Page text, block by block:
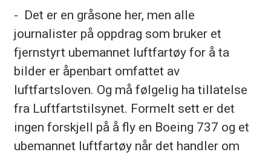
- Det er en gråsone her, men alle
journalister på oppdrag som bruker et
fjernstyrt ubemannet luftfartøy for å ta
bilder er åpenbart omfattet av
luftfartsloven. Og må følgelig ha tillatelse
fra Luftfartstilsynet. Formelt sett er det
ingen forskjell på å fly en Boeing 737 og et
ubemannet luftfartøy når det handler om